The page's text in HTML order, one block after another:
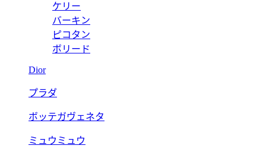
ケリー
バーキン
ピコタン
ボリード
Dior
プラダ
ボッテガヴェネタ
ミュウミュウ